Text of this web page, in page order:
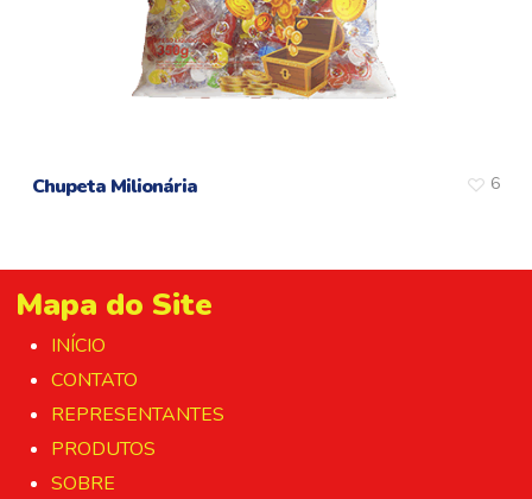
Chupeta Milionária 6
Mapa do Site
INÍCIO
CONTATO
REPRESENTANTES
PRODUTOS
SOBRE